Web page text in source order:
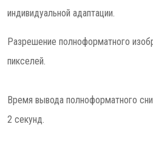
индивидуальной адаптации.
Разрешение полноформатного
пикселей.
Время вывода полноформатного
2 секунд.